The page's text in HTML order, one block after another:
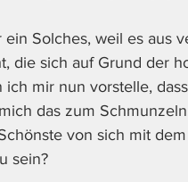
Solches, weil es aus
die sich auf Grund der
mir nun vorstelle,
das zum
von sich mit dem
sein?